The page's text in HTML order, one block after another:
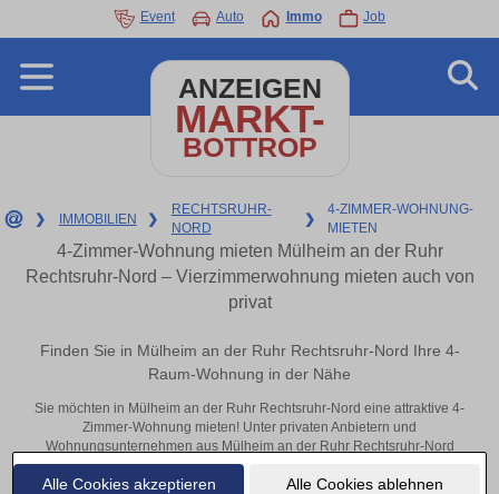
Alle Cookies akzeptieren Alle Cookies ablehnen
Event Auto Immo Job
ANZEIGEN
MARKT-
BOTTROP
❯ IMMOBILIEN ❯
RECHTSRUHR-
NORD
❯
4-ZIMMER-WOHNUNG-
MIETEN
4-Zimmer-Wohnung mieten Mülheim an der Ruhr
Rechtsruhr-Nord – Vierzimmerwohnung mieten auch von
privat
Finden Sie in Mülheim an der Ruhr Rechtsruhr-Nord Ihre 4-
Raum-Wohnung in der Nähe
Sie möchten in Mülheim an der Ruhr Rechtsruhr-Nord eine attraktive 4-
Zimmer-Wohnung mieten! Unter privaten Anbietern und
Wohnungsunternehmen aus Mülheim an der Ruhr Rechtsruhr-Nord
finden Sie Ihre Vierzimmerwohnung. Mit ein paar Klicks zu Ihrer 4-
Raum-Wohnung in der Nähe.